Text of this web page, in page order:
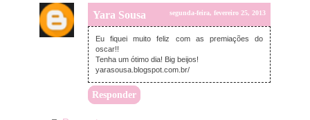
Yara Sousa segunda-feira, fevereiro 25, 2013
Eu fiquei muito feliz com as premiações do
oscar!!
Tenha um ótimo dia! Big beijos!
yarasousa.blogspot.com.br/
Responder